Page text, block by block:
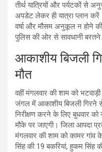
तीर्थ यात्रियों और पर्यटकों से
अपडेट लेकर ही यात्रा प्लान
वर्षा और मौसम अनुकूल न होने
पुलिस की ओर से सावधानी
आकाशीय बिजली
मौत
वहीं मंगलवार की शाम को
जंगल में आकाशीय बिजली गिरने
निरीक्षण करने के लिए बुधवार
मौके पर जाएगी। जिला आपदा
मंगलवार की शाम को कामर गांव
सिंह की 19 बकरियां, हुकम सिंह